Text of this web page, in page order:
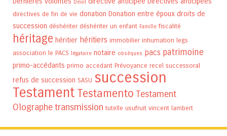
Deuil
directives de fin de vie donation Donation entre époux droits de
succession déshériter déshériter un enfant Famille fiscalité
héritage héritier héritiers immobilier inhumation legs
association le PACS légataire notaire obsèques pacs patrimoine
primo-accédants primo accedant Prévoyance recel successoral
refus de succession SASU succession
Testament Testamento Testament
Olographetransmission tutelle usufruit vincent lambert